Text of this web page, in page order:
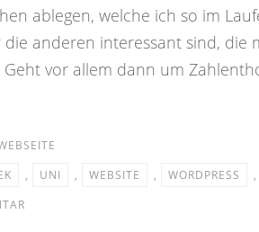
ablegen, welche ich so im
anderen interessant sind, die
vor allem dann um
, UNI , WEBSITE , WORDPRESS ,